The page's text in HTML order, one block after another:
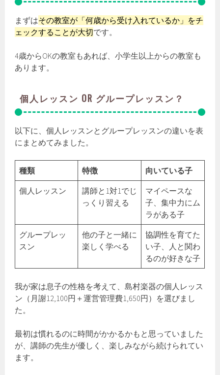
まずはその教室が「何歳から受け入れているか」をチ
ェックすることが大切です。
4歳からOKの教室もあれば、小学生以上からの教室も
あります。
個人レッスン OR グループレッスン？
以下に、個人レッスンとグループレッスンの違いを表
にまとめてみました。
種類 特徴 向いている子
個人レッスン
講師と1対1でじ
っくり習える
マイペースな
子、集中力にム
ラがある子
グループレッ
スン
他の子と一緒に
楽しく学べる
協調性を育てた
い子、人と関わ
るのが好きな子
我が家は息子の性格を考えて、島村楽器の個人レッス
ン（月謝12,100円＋運営管理費1,650円）を選びまし
た。
最初は慣れるのに時間がかかるかもと思っていました
が、講師の先生が優しく、楽しみながら続けられてい
ます。